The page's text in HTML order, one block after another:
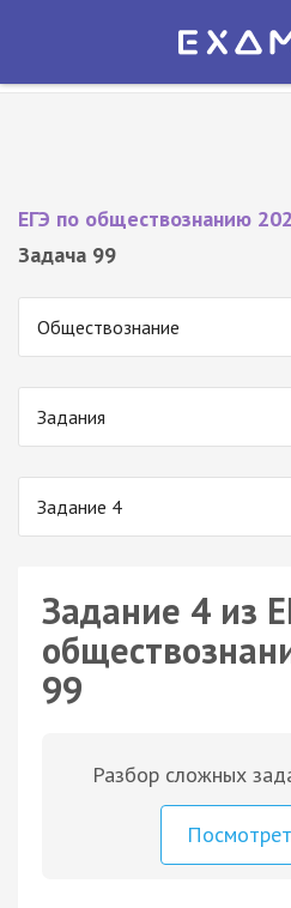
Экзамер — ЕГЭ 2027
ЕГЭ по обществознанию
Задача 99
Обществознание
Задания
Задание 4
Задание 4 из
99
Разбор сложных